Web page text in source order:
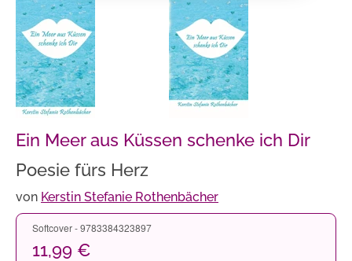
Ein Meer aus Küssen schenke ich Dir
Poesie fürs Herz
von Kerstin Stefanie Rothenbächer
Softcover - 9783384323897
11,99 €